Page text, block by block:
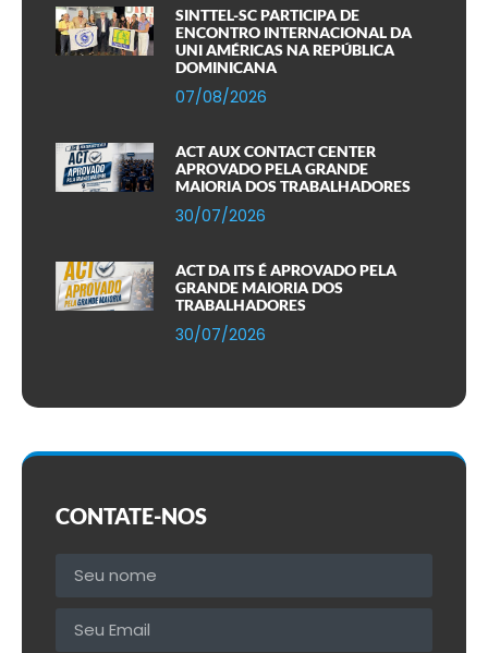
SINTTEL-SC PARTICIPA DE
ENCONTRO INTERNACIONAL DA
UNI AMÉRICAS NA REPÚBLICA
DOMINICANA
07/08/2026
ACT AUX CONTACT CENTER
APROVADO PELA GRANDE
MAIORIA DOS TRABALHADORES
30/07/2026
ACT DA ITS É APROVADO PELA
GRANDE MAIORIA DOS
TRABALHADORES
30/07/2026
CONTATE-NOS